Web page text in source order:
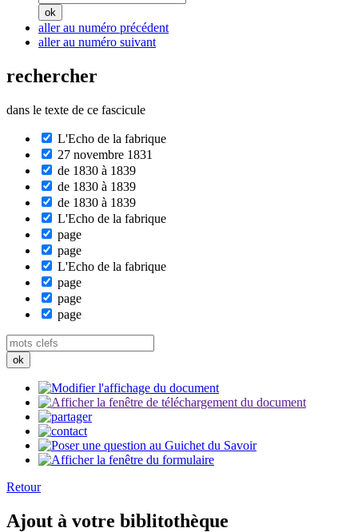
aller au numéro précédent
aller au numéro suivant
rechercher
dans le texte de ce fascicule
L'Echo de la fabrique
27 novembre 1831
de 1830 à 1839
de 1830 à 1839
de 1830 à 1839
L'Echo de la fabrique
page
page
L'Echo de la fabrique
page
page
page
Retour
Ajout à votre biblitothèque